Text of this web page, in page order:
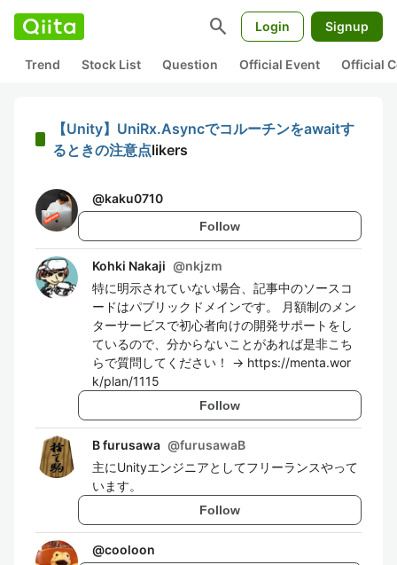
search Login Signup
Trend Stock List Question Official Event Official
【Unity】UniRx.Asyncでコルーチンをawaitす
るときの注意点likers
@kaku0710
Follow
Kohki Nakaji @nkjzm
特に明示されていない場合、記事中のソースコ
ードはパブリックドメインです。 月額制のメン
ターサービスで初心者向けの開発サポートをし
ているので、分からないことがあれば是非こち
らで質問してください！ → https://menta.wor
k/plan/1115
Follow
B furusawa @furusawaB
主にUnityエンジニアとしてフリーランスやって
います。
Follow
@cooloon